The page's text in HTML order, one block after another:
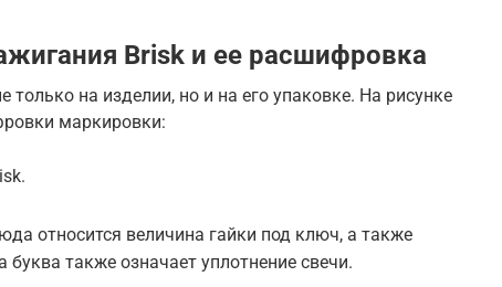
Brisk и ее расшифровка
на изделии, но и на его упаковке. На рисунке
маркировки:
относится величина гайки под ключ, а также
также означает уплотнение свечи.